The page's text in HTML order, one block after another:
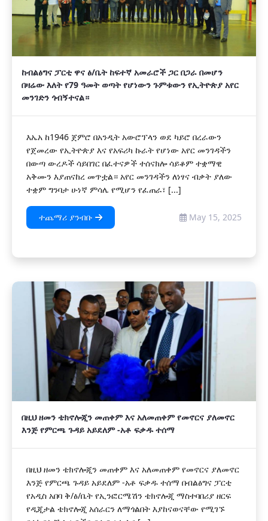
ከብልፅግና ፓርቲ ዋና ፅ/ቤት ከፍተኛ አመራሮች ጋር በጋራ በመሆን
በዛሬው እለት የ79 ዓመት ወጣት የሆነውን ጉምቱውን የኢትዮጵያ አየር
መንገድን ጎብኝተናል።
እኤአ ከ1946 ጀምሮ በአንዲት አውሮፕላን ወደ ካይሮ በረራውን
የጀመረው የኢትዮጵያ እና የአፍሪካ ኩራት የሆነው አየር መንገዳችን
በውጣ ውረዶች ሳይበገር በፈተናዎች ተሰናክሎ ሳይቆም ተቋማዊ
አቅሙን እያጠናከረ መጥቷል። አየር መንገዳችን ለነፃና ብቃት ያለው
ተቋም ግንባታ ሁነኛ ምሳሌ የሚሆን የፈጠራ፣ [...]
ተጨማሪ ያንብቡ May 15, 2025
በዚህ ዘመን ቴክኖሎጂን መጠቀም እና አለመጠቀም የመኖርና ያለመኖር
እንጅ የምርጫ ጉዳይ አይደለም -አቶ ፍቃዱ ተሰማ
በዚህ ዘመን ቴክኖሎጂን መጠቀም እና አለመጠቀም የመኖርና ያለመኖር
እንጅ የምርጫ ጉዳይ አይደለም -አቶ ፍቃዱ ተሰማ በብልፅግና ፓርቲ
የአዲስ አበባ ቅ/ፅ/ቤት የኢንፎርሜሽን ቴክኖሎጂ ማስተባበሪያ ዘርፍ
የዲጂታል ቴክኖሎጂ አሰራርን ለማጎልበት እያከናወናቸው የሚገኙ